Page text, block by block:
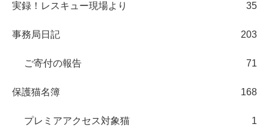
実録！レスキュー現場より 35
事務局日記 203
ご寄付の報告 71
保護猫名簿 168
プレミアアクセス対象猫 1